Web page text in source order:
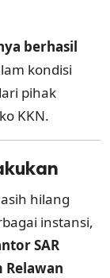
berhasil
kondisi
pihak
KKN.
hilang
instansi,
SAR
Relawan